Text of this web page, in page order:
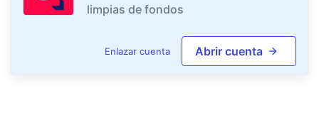
limpias de fondos
Enlazar cuenta Abrir cuenta